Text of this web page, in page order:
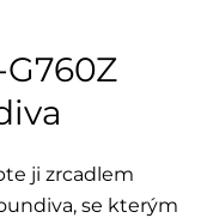
ji zrcadlem
se kterým